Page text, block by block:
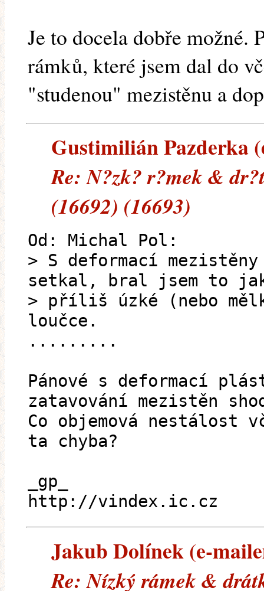
Je to docela dobře možné.
rámků, které jsem dal do
"studenou" mezistěnu a
Gustimilián Pazderka
Re: N?zk? r?mek &
(16692) (16693)
Od: Michal Pol:
> S deformací
setkal, bral jsem to
> příliš úzké (nebo
loučce.
.........
Pánové s deformací
zatavování mezistěn
Co objemová nestálost
ta chyba?
_gp_
http://vindex.ic.cz
Jakub Dolínek (e-
Re: Nízký rámek &